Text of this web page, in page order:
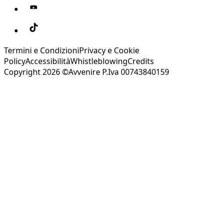
Termini e CondizioniPrivacy e Cookie
PolicyAccessibilitàWhistleblowingCredits
Copyright 2026 ©Avvenire P.Iva 00743840159